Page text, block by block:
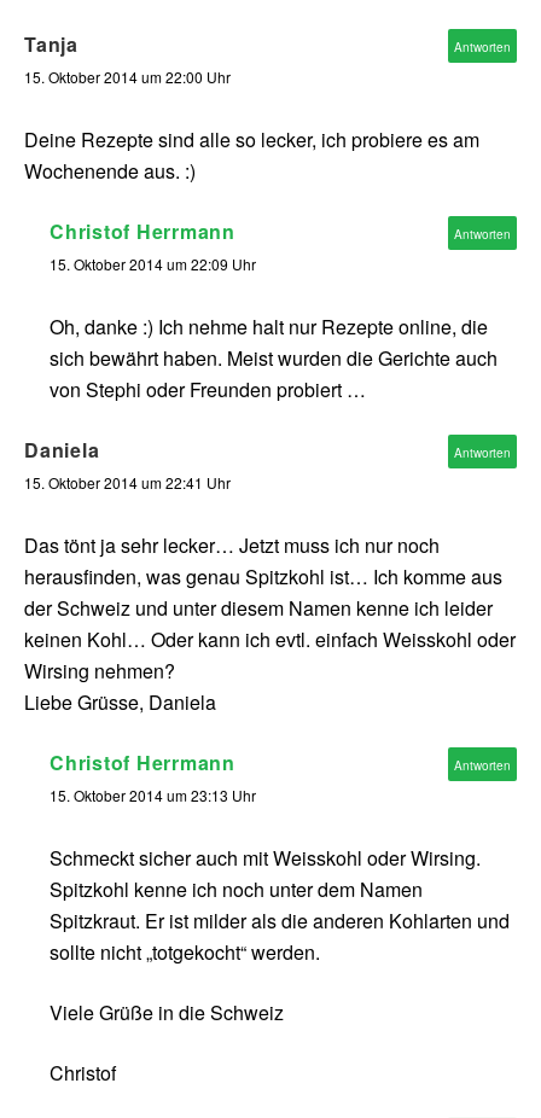
Tanja
15. Oktober 2014 um 22:00 Uhr
Deine Rezepte sind alle so lecker, ich probiere es am
Wochenende aus. :)
Antworten
Christof Herrmann
15. Oktober 2014 um 22:09 Uhr
Oh, danke :) Ich nehme halt nur Rezepte online, die
sich bewährt haben. Meist wurden die Gerichte auch
von Stephi oder Freunden probiert …
Antworten
Daniela
15. Oktober 2014 um 22:41 Uhr
Das tönt ja sehr lecker… Jetzt muss ich nur noch
herausfinden, was genau Spitzkohl ist… Ich komme aus
der Schweiz und unter diesem Namen kenne ich leider
keinen Kohl… Oder kann ich evtl. einfach Weisskohl oder
Wirsing nehmen?
Liebe Grüsse, Daniela
Antworten
Christof Herrmann
15. Oktober 2014 um 23:13 Uhr
Schmeckt sicher auch mit Weisskohl oder Wirsing.
Spitzkohl kenne ich noch unter dem Namen
Spitzkraut. Er ist milder als die anderen Kohlarten und
sollte nicht „totgekocht“ werden.
Viele Grüße in die Schweiz
Christof
Antworten